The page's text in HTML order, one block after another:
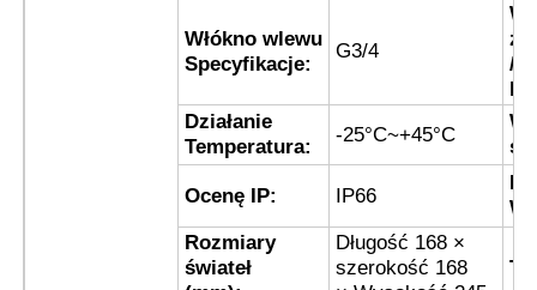
Explosion Proof Box
wyłącznik przeciwwybuchowy
Włókno wlewu
Specyfikacje:
G3/4
/
Działanie
Temperatura:
-25°C~+45°C
W
Ocenę IP: IP66
Rozmiary
świateł
Długość 168 ×
szerokość 168